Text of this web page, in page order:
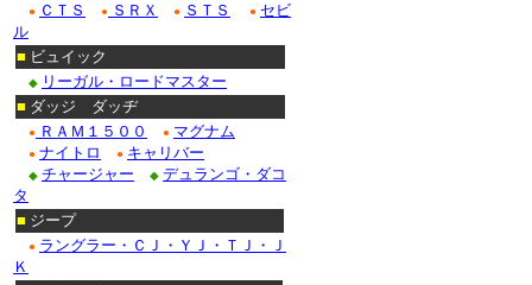
● ＣＴＳ ● ＳＲＸ ● ＳＴＳ ● セビ
ル
■ ビュイック
◆ リーガル・ロードマスター
■ ダッジ ダッヂ
● ＲＡＭ１５００ ● マグナム
● ナイトロ ● キャリバー
◆ チャージャー ◆ デュランゴ・ダコ
タ
■ ジープ
● ラングラー・ＣＪ・ＹＪ・ＴＪ・Ｊ
Ｋ